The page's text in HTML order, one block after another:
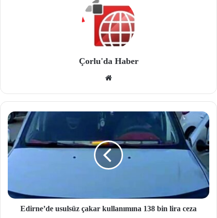
Çorlu'da Haber
site
si
Edirne’de usulsüz çakar kullanımına 138 bin lira ceza